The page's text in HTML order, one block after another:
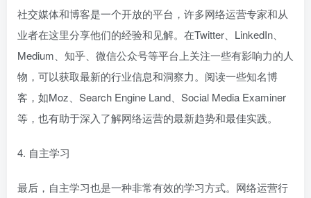
社交媒体和博客是一个开放的平台，许多网络运营专家和从
业者在这里分享他们的经验和见解。在Twitter、LinkedIn、
Medium、知乎、微信公众号等平台上关注一些有影响力的人
物，可以获取最新的行业信息和洞察力。阅读一些知名博
客，如Moz、Search Engine Land、Social Media Examiner
等，也有助于深入了解网络运营的最新趋势和最佳实践。
4. 自主学习
最后，自主学习也是一种非常有效的学习方式。网络运营行